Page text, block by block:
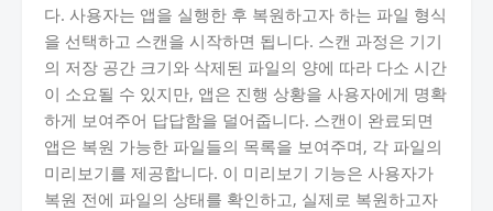
다. 사용자는 앱을 실행한 후 복원하고자 하는 파일 형식
을 선택하고 스캔을 시작하면 됩니다. 스캔 과정은 기기
의 저장 공간 크기와 삭제된 파일의 양에 따라 다소 시간
이 소요될 수 있지만, 앱은 진행 상황을 사용자에게 명확
하게 보여주어 답답함을 덜어줍니다. 스캔이 완료되면
앱은 복원 가능한 파일들의 목록을 보여주며, 각 파일의
미리보기를 제공합니다. 이 미리보기 기능은 사용자가
복원 전에 파일의 상태를 확인하고, 실제로 복원하고자